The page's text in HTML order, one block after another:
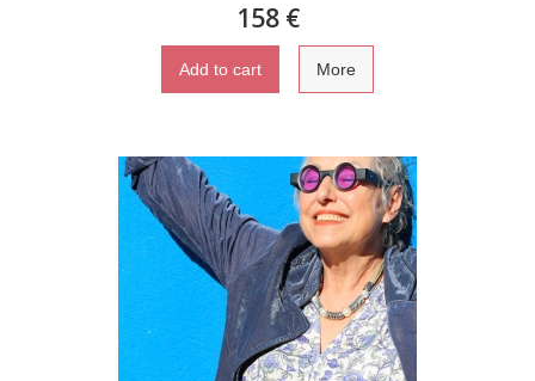
158 €
Add to cart More